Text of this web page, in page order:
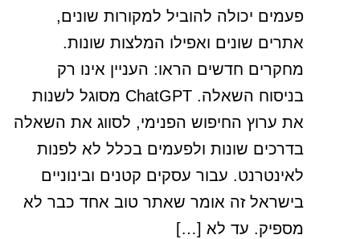
פעמים יכולה להוביל למקורות שונים,
אתרים שונים ואפילו המלצות שונות.
מחקרים חדשים הראו: העניין אינו רק
בניסוח השאלה. ChatGPT מסוגל לשנות
את ערוץ החיפוש הפנימי, לסווג את השאלה
בדרכים שונות ולפעמים בכלל לא לפנות
לאינטרנט. עבור עסקים קטנים ובינוניים
בישראל זה אומר שאתר טוב אחד כבר לא
מספיק. עד לא […]